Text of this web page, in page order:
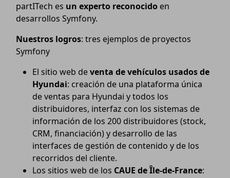
partITech es un experto reconocido en
desarrollos Symfony.
Nuestros logros: tres ejemplos de proyectos
Symfony
El sitio web deventa de vehículos usados de
Hyundai: creación de una plataforma única
de ventas para Hyundai y todos los
distribuidores, interfaz con los sistemas de
información de los 200 distribuidores (stock,
CRM, financiación) y desarrollo de las
interfaces de gestión de contenido y de los
recorridos del cliente.
Los sitios web de los CAUE de Île-de-France: